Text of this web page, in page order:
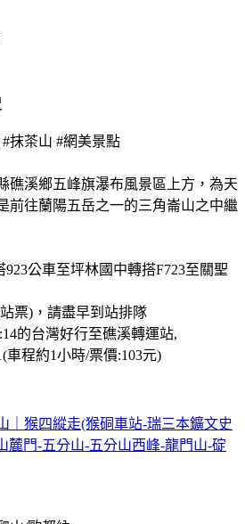
抹茶山 #網美景點
礁溪鄉五峰旗瀑布風景區上方，為天
前往蘭陽五岳之一的三角崙山之中繼
923公車至坪林國中轉搭F723至關聖
票)，請盡早到站排隊
的台灣好行至礁溪轉運站,
車程約1小時/票價:103元)
｜猴四縱走(猴硐車站-瑞三本鑛文史
麓門-五分山-五分山西峰-龍門山-碇